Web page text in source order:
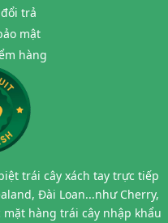
trả
mật
hàng
trái cây xách tay trực tiếp
Đài Loan...như Cherry,
mặt hàng trái cây nhập khẩu